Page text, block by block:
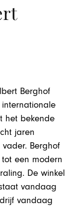
Berghof
het bekende
jaren
Berghof
een modern
De winkel
vandaag
vandaag